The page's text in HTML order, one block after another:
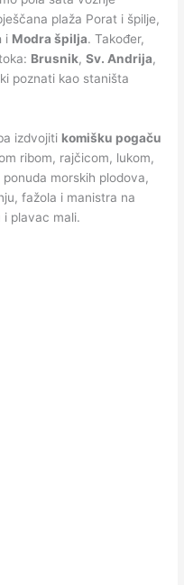
plaža Porat i špilje,
i Modra špilja. Također,
Brusnik,Sv. Andrija,
poznati kao staništa
izdvojiti komišku pogaču
ribom, rajčicom, lukom,
morskih plodova,
fažola i manistra na
plavac mali.